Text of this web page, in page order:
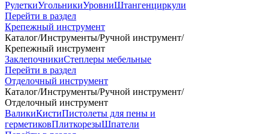
РулеткиУгольникиУровниШтангенциркули
Перейти в раздел
Крепежный инструмент
Каталог/Инструменты/Ручной инструмент/
Крепежный инструмент
ЗаклепочникиСтеплеры мебельные
Перейти в раздел
Отделочный инструмент
Каталог/Инструменты/Ручной инструмент/
Отделочный инструмент
ВаликиКистиПистолеты для пены и
герметиковПлиткорезыШпатели